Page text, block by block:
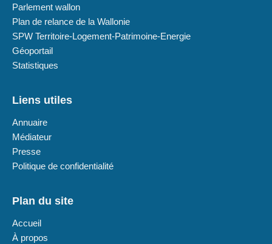
Parlement wallon
Plan de relance de la Wallonie
SPW Territoire-Logement-Patrimoine-Energie
Géoportail
Statistiques
Liens utiles
Annuaire
Médiateur
Presse
Politique de confidentialité
Plan du site
Accueil
À propos